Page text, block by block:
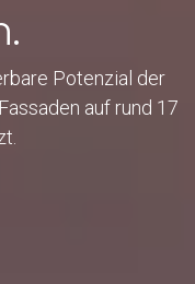
Potenzial der
auf rund 17